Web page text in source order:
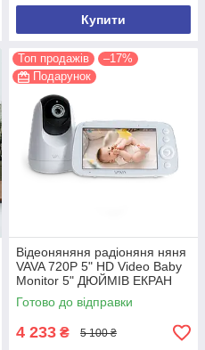
Купити
Топ продажів
–17%
Подарунок
Відеоняняня радіоняня няня
VAVA 720P 5" HD Video Baby
Monitor 5" ДЮЙМІВ ЕКРАН
Готово до відправки
4 233 ₴ 5 100 ₴